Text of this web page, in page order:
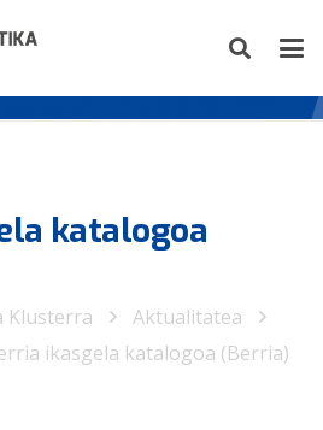
katalogoa
Klusterra
Aktualitatea
ikasgela katalogoa (Berria)